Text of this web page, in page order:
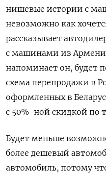
нишевые истории с
невозможно как
рассказывает
с машинами из
напоминает он, будет
схема перепродажи в
оформленных в
с 50%-ной скидкой
Будет меньше
более дешевый
автомобиль, потому